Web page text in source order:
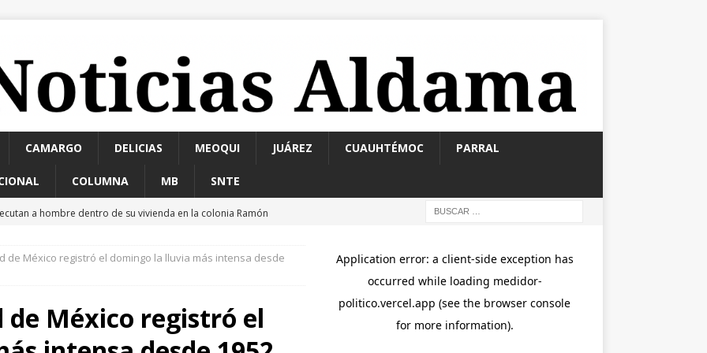
CAMARGO DELICIAS MEOQUI JUÁREZ CUAUHTÉMOC PARRAL
COLUMNA MB SNTE
a hombre dentro de su vivienda en la colonia Ramón
secretario de Salud atención y operación de Centros de
consume vivienda de madera en la colonia Proletaria
acto intencional
ESTATAL
de México registró el domingo la lluvia más intensa desde
de México registró el